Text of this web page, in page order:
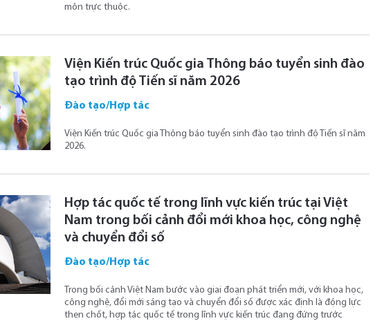
môn trực thuộc.
Viện Kiến trúc Quốc gia Thông báo tuyển sinh đào
tạo trình độ Tiến sĩ năm 2026
Đào tạo/Hợp tác
Viện Kiến trúc Quốc gia Thông báo tuyển sinh đào tạo trình độ Tiến sĩ năm
2026.
Hợp tác quốc tế trong lĩnh vực kiến trúc tại Việt
Nam trong bối cảnh đổi mới khoa học, công nghệ
và chuyển đổi số
Đào tạo/Hợp tác
Trong bối cảnh Việt Nam bước vào giai đoạn phát triển mới, với khoa học,
công nghệ, đổi mới sáng tạo và chuyển đổi số được xác định là động lực
then chốt, hợp tác quốc tế trong lĩnh vực kiến trúc đang đứng trước